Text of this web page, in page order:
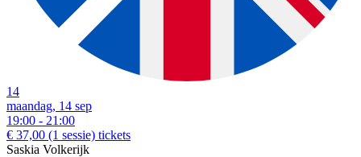
14
maandag, 14 sep
19:00 - 21:00
€ 37,00 (1 sessie) tickets
Saskia Volkerijk